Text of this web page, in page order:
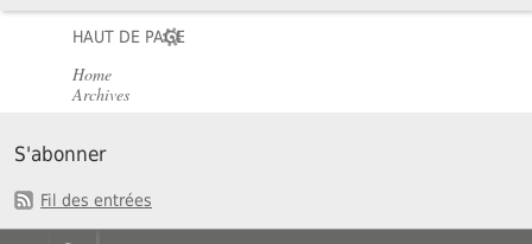
HAUT DE PAGE
Home
Archives
S'abonner
Fil des entrées